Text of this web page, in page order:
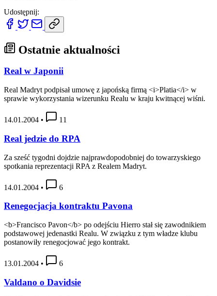
Udostępnij:
Ostatnie aktualności
Real w Japonii
Real Madryt podpisał umowę z japońską firmą <i>Platia</i> w
sprawie wykorzystania wizerunku Realu w kraju kwitnącej wiśni.
14.01.2004 • 11
Real jedzie do RPA
Za sześć tygodni dojdzie najprawdopodobniej do towarzyskiego
spotkania reprezentacji RPA z Realem Madryt.
14.01.2004 • 6
Renegocjacja kontraktu Pavona
<b>Francisco Pavon</b> po odejściu Hierro stał się zawodnikiem
podstawowej jedenastki Realu. W związku z tym władze klubu
postanowiły renegocjować jego kontrakt.
13.01.2004 • 6
Valdano o Davidsie